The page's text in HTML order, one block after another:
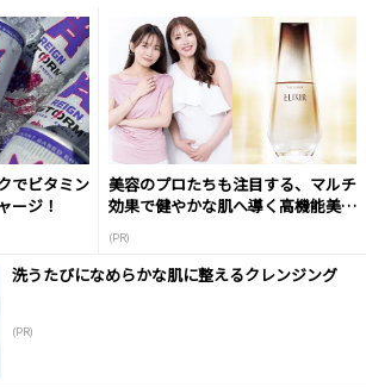
でビタミン
ージ！
美容のプロたちも注目する、マルチ
効果で健やかな肌へ導く高機能美容
(PR)
洗うたびになめらかな肌に整えるクレンジング
(PR)